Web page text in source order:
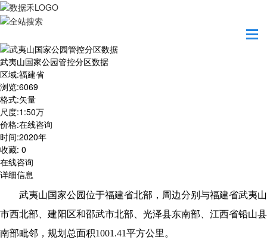
武夷山国家公园管控分区数据
区域:福建省
浏览:6069
格式:矢量
尺度:1:50万
价格:在线咨询
时间:2020年
收藏: 0
在线咨询
详细信息
武夷山国家公园位于福建省北部，周边分别与福建省武夷山
市西北部、建阳区和邵武市北部、光泽县东南部、江西省铅山县
南部毗邻，规划总面积1001.41平方公里。